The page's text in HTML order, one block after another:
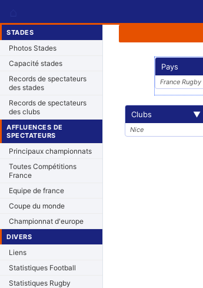
STADES
Photos Stades
Capacité stades
Records de spectateurs
des stades
Records de spectateurs
des clubs
AFFLUENCES DE
SPECTATEURS
Principaux championnats
Toutes Compétitions
France
Equipe de france
Coupe du monde
Championnat d'europe
DIVERS
Liens
Statistiques Football
Statistiques Rugby
Pays
France Rugby
Clubs ▼
Nice